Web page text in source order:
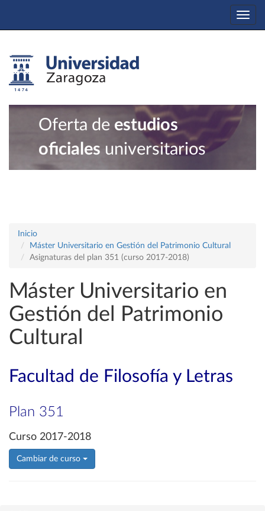
Oferta de estudios
oficiales universitarios
Inicio
Máster Universitario en Gestión del Patrimonio Cultural
Asignaturas del plan 351 (curso 2017-2018)
Máster Universitario en
Gestión del Patrimonio
Cultural
Facultad de Filosofía y Letras
Plan 351
Curso 2017-2018
Cambiar de curso